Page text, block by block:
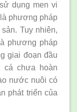
dụng men vi
phương pháp
Tuy nhiên,
phương pháp
giai đoạn đầu
cá chưa hoàn
nước nuôi có
phát triển của